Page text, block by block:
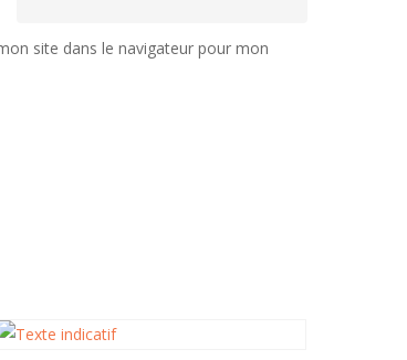
site dans le navigateur pour mon